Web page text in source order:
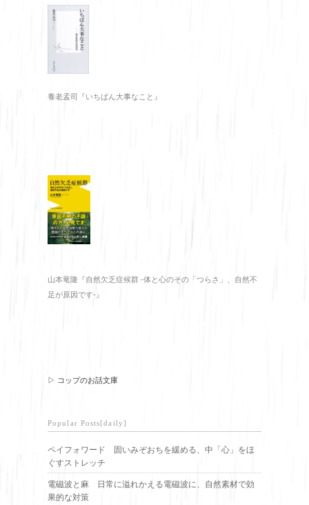
養老孟司『いちばん大事なこと』
山本竜隆『自然欠乏症候群 -体と心のその「つらさ」、自然不
足が原因です-』
▷ コップのお話文庫
Popular Posts[daily]
ペイフォワード 固いみぞおちを緩める、中「心」をほ
ぐすストレッチ
電磁波と麻 日常に溢れかえる電磁波に、自然素材で効
果的な対策